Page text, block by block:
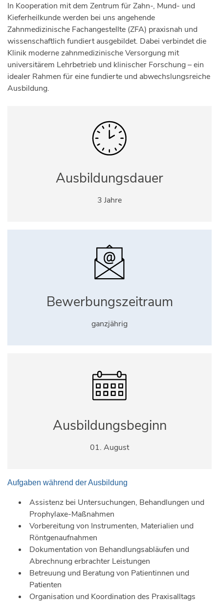
In Kooperation mit dem Zentrum für Zahn-, Mund- und
Kieferheilkunde werden bei uns angehende
Zahnmedizinische Fachangestellte (ZFA) praxisnah und
wissenschaftlich fundiert ausgebildet. Dabei verbindet die
Klinik moderne zahnmedizinische Versorgung mit
universitärem Lehrbetrieb und klinischer Forschung – ein
idealer Rahmen für eine fundierte und abwechslungsreiche
Ausbildung.
Ausbildungsdauer
3 Jahre
Bewerbungszeitraum
ganzjährig
Ausbildungsbeginn
01. August
Aufgaben während der Ausbildung
Assistenz bei Untersuchungen, Behandlungen und
Prophylaxe-Maßnahmen
Vorbereitung von Instrumenten, Materialien und
Röntgenaufnahmen
Dokumentation von Behandlungsabläufen und
Abrechnung erbrachter Leistungen
Betreuung und Beratung von Patientinnen und
Patienten
Organisation und Koordination des Praxisalltags